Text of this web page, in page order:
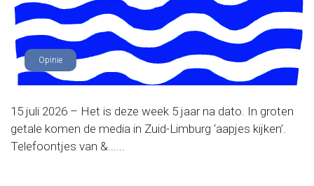
Opinie
15 juli 2026 – Het is deze week 5 jaar na dato. In groten
getale komen de media in Zuid-Limburg ‘aapjes kijken’.
Telefoontjes van &......